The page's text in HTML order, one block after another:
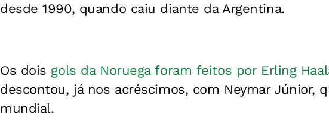
desde 1990, quando caiu diante da Argentina.
Os dois gols da Noruega foram feitos por Erling
descontou, já nos acréscimos, com Neymar Júnior,
mundial.